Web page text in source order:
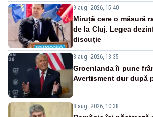
9 aug. 2026, 15:40
Miruță cere o măsură
de la Cluj. Legea
discuție
8 aug. 2026, 13:35
Groenlanda îi pune
Avertisment dur după
8 aug. 2026, 10:38